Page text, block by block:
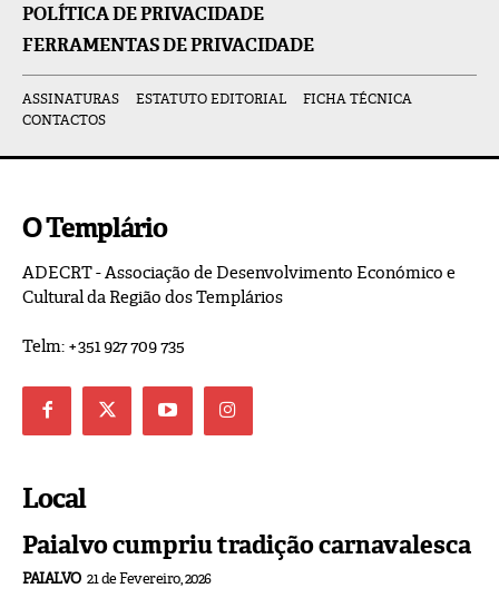
POLÍTICA DE PRIVACIDADE
FERRAMENTAS DE PRIVACIDADE
ASSINATURAS ESTATUTO EDITORIAL
FICHA TÉCNICA
CONTACTOS
O Templário
ADECRT - Associação de Desenvolvimento Económico e
Cultural da Região dos Templários
Telm: +351 927 709 735
Local
Paialvo cumpriu tradição carnavalesca
PAIALVO 21 de Fevereiro, 2026